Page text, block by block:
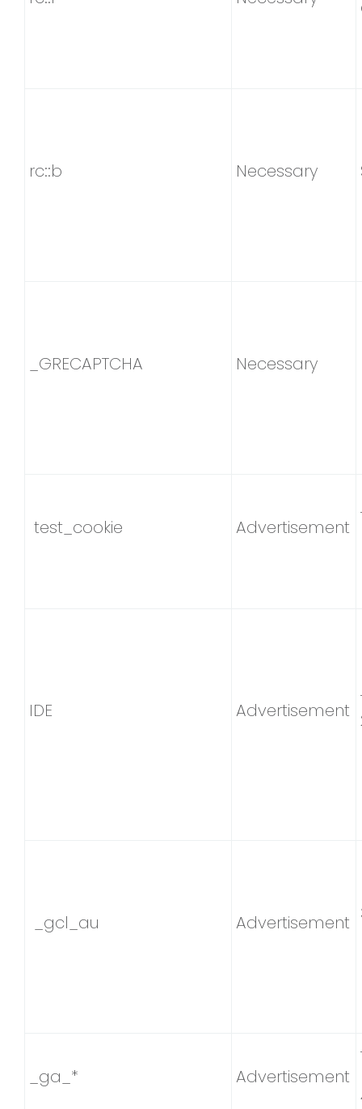
rc::b Necessary
_GRECAPTCHA Necessary
test_cookie Advertisement
IDE Advertisement
_gcl_au Advertisement
_ga_* Advertisement